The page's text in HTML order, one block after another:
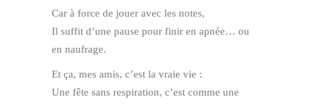
Car à force de jouer avec les notes,
Il suffit d’une pause pour finir en apnée… ou
en naufrage.
Et ça, mes amis, c’est la vraie vie :
Une fête sans respiration, c’est comme une